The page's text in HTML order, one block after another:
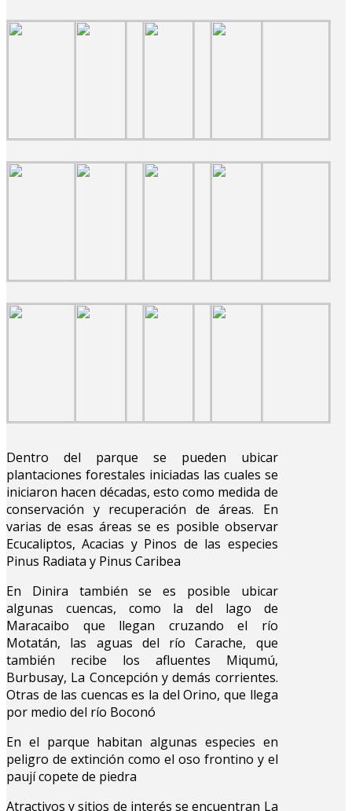
Dentro del parque se pueden ubicar
plantaciones forestales iniciadas las cuales se
iniciaron hacen décadas, esto como medida de
conservación y recuperación de áreas. En
varias de esas áreas se es posible observar
Ecucaliptos, Acacias y Pinos de las especies
Pinus Radiata y Pinus Caribea
En Dinira también se es posible ubicar
algunas cuencas, como la del lago de
Maracaibo que llegan cruzando el río
Motatán, las aguas del río Carache, que
también recibe los afluentes Miqumú,
Burbusay, La Concepción y demás corrientes.
Otras de las cuencas es la del Orino, que llega
por medio del río Boconó
En el parque habitan algunas especies en
peligro de extinción como el oso frontino y el
paují copete de piedra
Atractivos y sitios de interés se encuentran La